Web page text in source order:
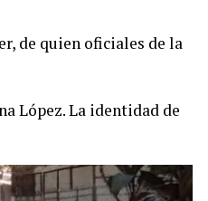
de quien oficiales de la
López. La identidad de